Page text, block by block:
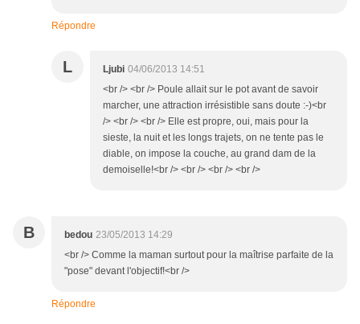
Répondre
L Ljubi 04/06/2013 14:51
<br /> <br /> Poule allait sur le pot avant de savoir
marcher, une attraction irrésistible sans doute :-)<br
/> <br /> <br /> Elle est propre, oui, mais pour la
sieste, la nuit et les longs trajets, on ne tente pas le
diable, on impose la couche, au grand dam de la
demoiselle!<br /> <br /> <br /> <br />
B bedou 23/05/2013 14:29
<br /> Comme la maman surtout pour la maîtrise parfaite de la
"pose" devant l'objectif!<br />
Répondre